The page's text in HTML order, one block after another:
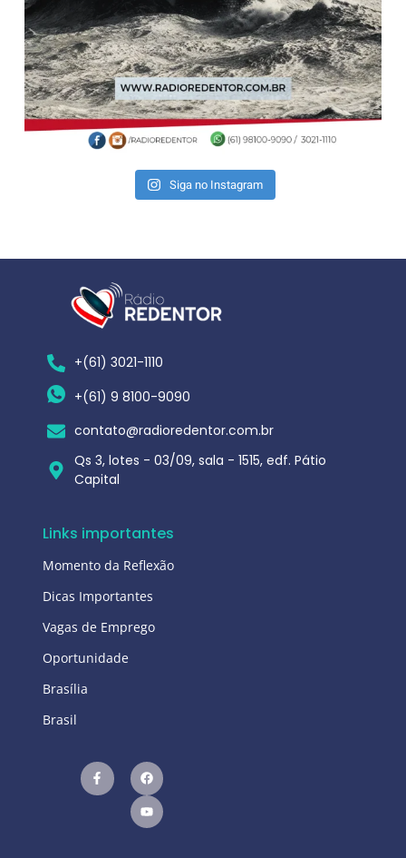
Siga no Instagram
+(61) 3021-1110
+(61) 9 8100-9090
contato@radioredentor.com.br
Qs 3, lotes - 03/09, sala - 1515, edf. Pátio
Capital
Links importantes
Momento da Reflexão
Dicas Importantes
Vagas de Emprego
Oportunidade
Brasília
Brasil